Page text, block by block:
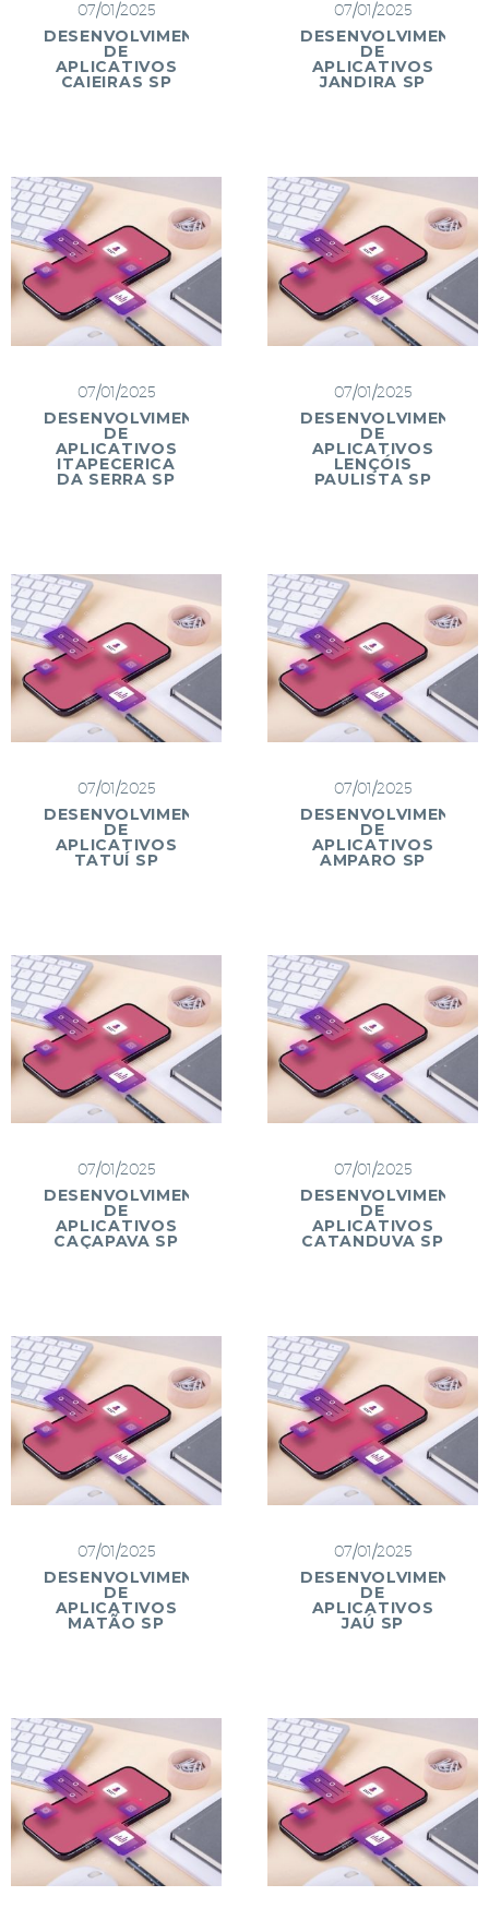
07/01/2025
DESENVOLVIMENTO
DE
APLICATIVOS
CAIEIRAS SP
07/01/2025
DESENVOLVIMENTO
DE
APLICATIVOS
JANDIRA SP
07/01/2025
DESENVOLVIMENTO
DE
APLICATIVOS
ITAPECERICA
DA SERRA SP
07/01/2025
DESENVOLVIMENTO
DE
APLICATIVOS
LENÇÓIS
PAULISTA SP
07/01/2025
DESENVOLVIMENTO
DE
APLICATIVOS
TATUÍ SP
07/01/2025
DESENVOLVIMENTO
DE
APLICATIVOS
AMPARO SP
07/01/2025
DESENVOLVIMENTO
DE
APLICATIVOS
CAÇAPAVA SP
07/01/2025
DESENVOLVIMENTO
DE
APLICATIVOS
CATANDUVA SP
07/01/2025
DESENVOLVIMENTO
DE
APLICATIVOS
MATÃO SP
07/01/2025
DESENVOLVIMENTO
DE
APLICATIVOS
JAÚ SP